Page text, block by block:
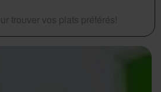
trouver vos plats préférés!